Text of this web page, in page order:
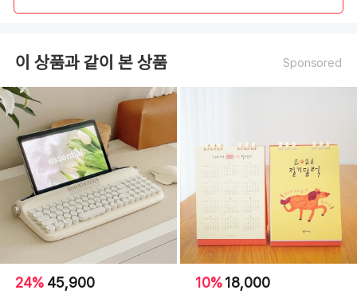
이 상품과 같이 본 상품 Sponsored
24% 45,900 10%18,000